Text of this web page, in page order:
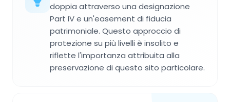
doppia attraverso una designazione
Part IV e un'easement di fiducia
patrimoniale. Questo approccio di
protezione su più livelli è insolito e
riflette l'importanza attribuita alla
preservazione di questo sito particolare.